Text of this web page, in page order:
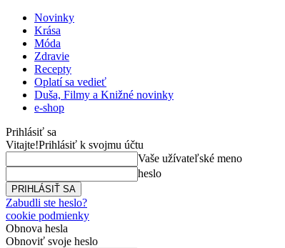
Novinky
Krása
Móda
Zdravie
Recepty
Oplatí sa vedieť
Duša, Filmy a Knižné novinky
e-shop
Prihlásiť sa
Vitajte!Prihlásiť k svojmu účtu
Vaše užívateľské meno
heslo
Zabudli ste heslo?
cookie podmienky
Obnova hesla
Obnoviť svoje heslo